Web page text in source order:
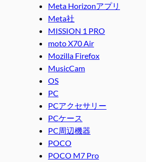
Meta Horizonアプリ
Meta社
MISSION 1 PRO
moto X70 Air
Mozilla Firefox
MusicCam
OS
PC
PCアクセサリー
PCケース
PC周辺機器
POCO
POCO M7 Pro